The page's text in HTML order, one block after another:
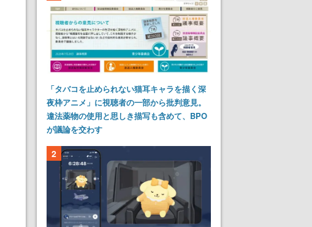
「タバコを止められない猫耳キャラを描く深
夜枠アニメ」に視聴者の一部から批判意見。
違法薬物の使用と思しき描写も含めて、BPO
が議論を交わす
2